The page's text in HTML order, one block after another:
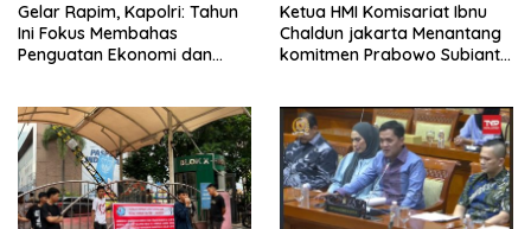
Gelar Rapim, Kapolri: Tahun
Ini Fokus Membahas
Penguatan Ekonomi dan
Ketua HMI Komisariat Ibnu
Chaldun jakarta Menantang
komitmen Prabowo Subianto